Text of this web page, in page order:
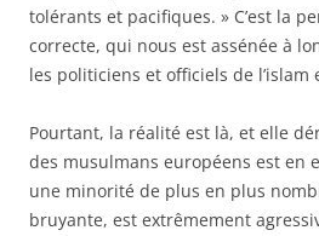
tolérants et pacifiques. » C’est la
correcte, qui nous est assénée à
les politiciens et officiels de l’islam
Pourtant, la réalité est là, et elle
des musulmans européens est en
une minorité de plus en plus
bruyante, est extrêmement